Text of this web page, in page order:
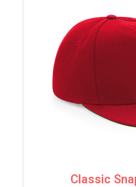
Classic